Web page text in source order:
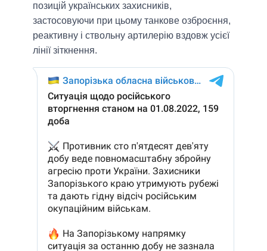
позицій українських захисників,
застосовуючи при цьому танкове озброєння,
реактивну і ствольну артилерію вздовж усієї
лінії зіткнення.